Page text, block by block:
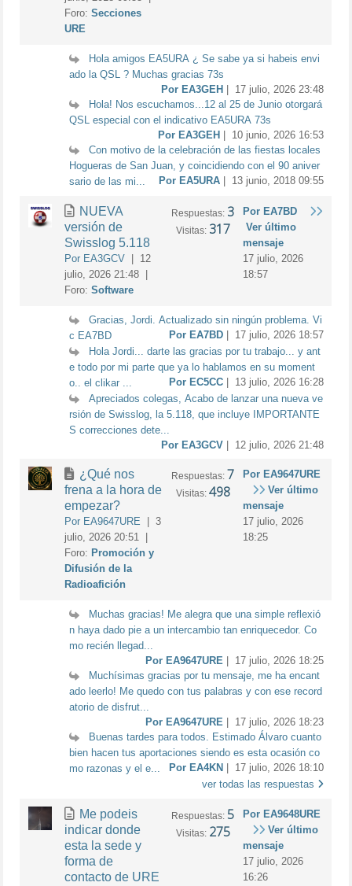
Foro:Secciones
URE
Hola amigos EA5URA ¿ Se sabe ya si habeis envi
ado la QSL ? Muchas gracias 73s
Por EA3GEH
| 17 julio, 2026 23:48
Hola! Nos escuchamos...12 al 25 de Junio otorgará
QSL especial con el indicativo EA5URA 73s
Por EA3GEH
| 10 junio, 2026 16:53
Con motivo de la celebración de las fiestas locales
Hogueras de San Juan, y coincidiendo con el 90 aniver
sario de las mi...
Por EA5URA | 13 junio, 2018 09:55
NUEVA
versión de
Swisslog 5.118
Por EA3GCV | 12
julio, 2026 21:48 |
Foro:Software
Respuestas: 3
Visitas: 317
Por EA7BD
Ver último
mensaje
17 julio, 2026
18:57
Gracias, Jordi. Actualizado sin ningún problema. Vi
c EA7BD
Por EA7BD | 17 julio, 2026 18:57
Hola Jordi... darte las gracias por tu trabajo... y ant
e todo por mi parte que ya lo hablamos en su moment
o.. el clikar ...
Por EC5CC | 13 julio, 2026 16:28
Apreciados colegas, Acabo de lanzar una nueva ve
rsión de Swisslog, la 5.118, que incluye IMPORTANTE
S correcciones dete...
Por EA3GCV | 12 julio, 2026 21:48
¿Qué nos
frena a la hora de
empezar?
Por EA9647URE | 3
julio, 2026 20:51 |
Foro: Promoción y
Difusión de la
Radioafición
Respuestas: 7
Visitas: 498
Por EA9647URE
Ver último
mensaje
17 julio, 2026
18:25
Muchas gracias! Me alegra que una simple reflexió
n haya dado pie a un intercambio tan enriquecedor. Co
mo recién llegad...
Por EA9647URE | 17 julio, 2026 18:25
Muchísimas gracias por tu mensaje, me ha encant
ado leerlo! Me quedo con tus palabras y con ese record
atorio de disfrut...
Por EA9647URE | 17 julio, 2026 18:23
Buenas tardes para todos. Estimado Álvaro cuanto
bien hacen tus aportaciones siendo es esta ocasión co
mo razonas y el e...
Por EA4KN
| 17 julio, 2026 18:10
ver todas las respuestas
Me podeis
indicar donde
esta la sede y
forma de
contacto de URE
Respuestas: 5
Visitas: 275
Por EA9648URE
Ver último
mensaje
17 julio, 2026
16:26